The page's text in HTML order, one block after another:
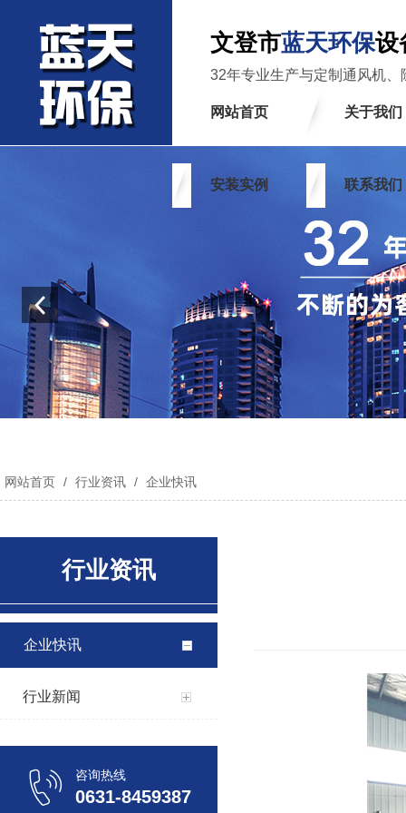
文登市蓝天环保设
32年专业生产与定制通风机、
网站首页 关于我们
安装实例 联系我们
网站首页 / 行业资讯 / 企业快讯
行业资讯
企业快讯
行业新闻
咨询热线
0631-8459387